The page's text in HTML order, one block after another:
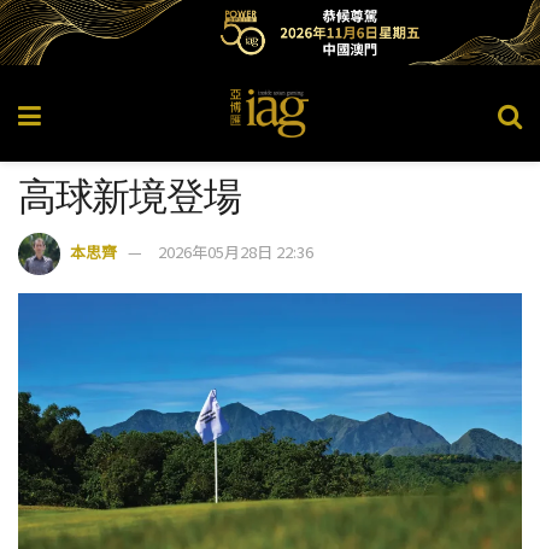
高球新境登場
本思齊 2026年05月28日 22:36